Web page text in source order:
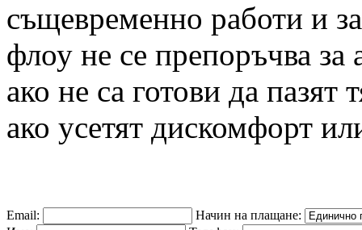
същевременно работи и
флоу не се препоръчва
ако не са готови да пазят
ако усетят дискомфорт
Email:
Начин на плащане: